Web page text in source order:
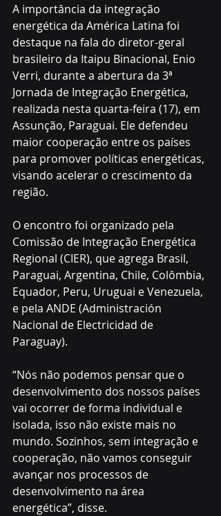
A importância da integração
energética da América Latina foi
destaque na fala do diretor-geral
brasileiro da Itaipu Binacional, Enio
Verri, durante a abertura da 3ª
Jornada de Integração Energética,
realizada nesta quarta-feira (17), em
Assunção, Paraguai. Ele defendeu
maior cooperação entre os países
para promover políticas energéticas,
visando acelerar o crescimento da
região.
O encontro foi organizado pela
Comissão de Integração Energética
Regional (CIER), que agrega Brasil,
Paraguai, Argentina, Chile, Colômbia,
Equador, Peru, Uruguai e Venezuela,
e pela ANDE (Administración
Nacional de Electricidad de
Paraguay).
“Nós não podemos pensar que o
desenvolvimento dos nossos países
vai ocorrer de forma individual e
isolada, isso não existe mais no
mundo. Sozinhos, sem integração e
cooperação, não vamos conseguir
avançar nos processos de
desenvolvimento na área
energética”, disse.